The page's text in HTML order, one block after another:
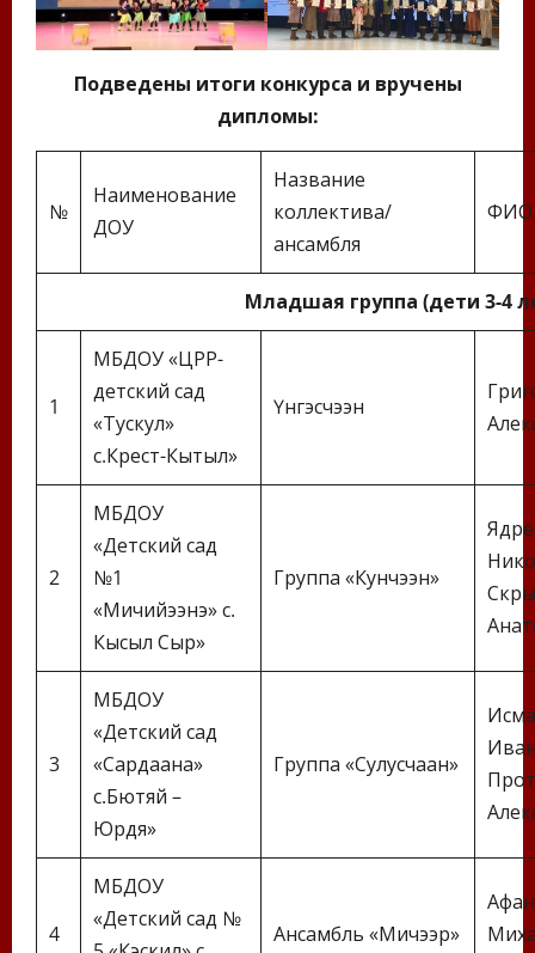
Подведены итоги конкурса и вручены
дипломы:
№
Наименование
ДОУ
Название
коллектива/
ансамбля
ФИО
Младшая группа (дети 3-4
1
МБДОУ «ЦРР-
детский сад
«Тускул»
с.Крест-Кытыл»
Үнүгэсчээн
2
МБДОУ
«Детский сад
№1
«Мичийээнэ» с.
Кысыл Сыр»
Группа «Кунчээн»
3
МБДОУ
«Детский сад
«Сардаана»
с.Бютяй –
Юрдя»
Группа «Сулусчаан»
4
МБДОУ
«Детский сад №
Ансамбль «Мичээр»